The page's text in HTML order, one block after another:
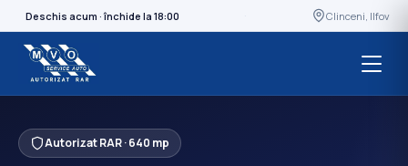
Deschis acum · închide la 18:00 Clinceni, Ilfov
Autorizat RAR · 640 mp